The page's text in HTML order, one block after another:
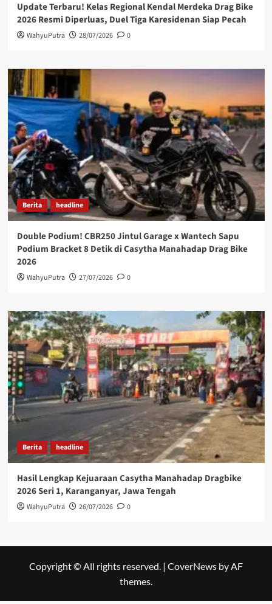
Update Terbaru! Kelas Regional Kendal Merdeka Drag Bike
2026 Resmi Diperluas, Duel Tiga Karesidenan Siap Pecah
WahyuPutra 28/07/2026 0
Berita headline
Double Podium! CBR250 Jintul Garage x Wantech Sapu
Podium Bracket 8 Detik di Casytha Manahadap Drag Bike
2026
WahyuPutra 27/07/2026 0
Berita headline
Hasil Lengkap Kejuaraan Casytha Manahadap Dragbike
2026 Seri 1, Karanganyar, Jawa Tengah
WahyuPutra 26/07/2026 0
Copyright © All rights reserved. | CoverNews by AF
themes.